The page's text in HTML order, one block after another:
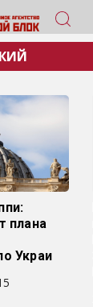
плана
Украи